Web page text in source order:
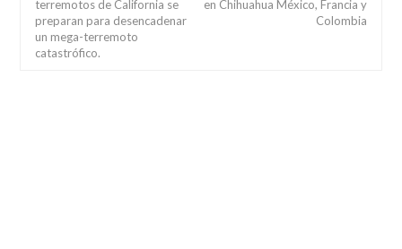
terremotos de California se
preparan para desencadenar
un mega-terremoto
catastrófico.
en Chihuahua México, Francia y
Colombia